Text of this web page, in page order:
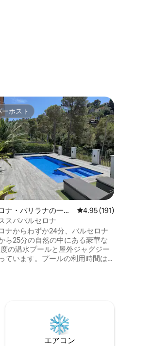
4.95つ星の平均評価
ホスト
ホスト
ナ・バリラナの一軒
レビュー191件、5つ
4.95 (191)
スパバルセロナ
ナからわずか24分、バルセロナ
ら25分の自然の中にある豪華な
の温水プールと屋外ジャグジー
ています。プールの利用時間は
見渡せる広いキッチンとダイニ
ム！！お子様連れのご家族に最
エアコン